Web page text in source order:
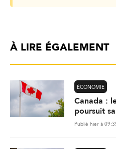
À LIRE ÉGALEMENT
ÉCONOMIE
Canada :
poursuit
Publié hier à